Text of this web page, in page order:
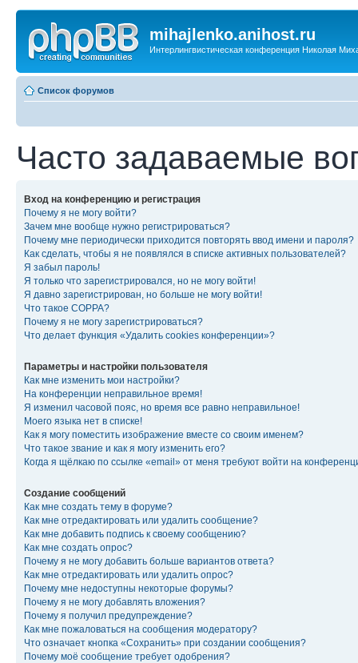
mihajlenko.anihost.ru
Интерлингвистическая конференция Николая
Список форумов
Часто задаваемые
Вход на конференцию и регистрация
Почему я не могу войти?
Зачем мне вообще нужно регистрироваться?
Почему мне периодически приходится повторять ввод имени и пароля?
Как сделать, чтобы я не появлялся в списке активных пользователей?
Я забыл пароль!
Я только что зарегистрировался, но не могу войти!
Я давно зарегистрирован, но больше не могу войти!
Что такое COPPA?
Почему я не могу зарегистрироваться?
Что делает функция «Удалить cookies конференции»?
Параметры и настройки пользователя
Как мне изменить мои настройки?
На конференции неправильное время!
Я изменил часовой пояс, но время все равно неправильное!
Моего языка нет в списке!
Как я могу поместить изображение вместе со своим именем?
Что такое звание и как я могу изменить его?
Когда я щёлкаю по ссылке «email» от меня требуют войти на
Создание сообщений
Как мне создать тему в форуме?
Как мне отредактировать или удалить сообщение?
Как мне добавить подпись к своему сообщению?
Как мне создать опрос?
Почему я не могу добавить больше вариантов ответа?
Как мне отредактировать или удалить опрос?
Почему мне недоступны некоторые форумы?
Почему я не могу добавлять вложения?
Почему я получил предупреждение?
Как мне пожаловаться на сообщения модератору?
Что означает кнопка «Сохранить» при создании сообщения?
Почему моё сообщение требует одобрения?